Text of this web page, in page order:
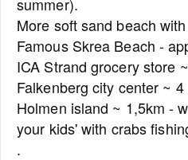
More soft sand beach
Famous Skrea Beach -
ICA Strand grocery store
Falkenberg city center ~ 4
Holmen island ~ 1,5km -
your kids' with crabs
.